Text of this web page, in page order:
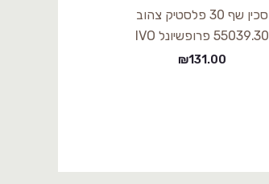
סכין שף 30 פלסטיק צהוב
55039.30 פרופשיונל IVO
₪131.00